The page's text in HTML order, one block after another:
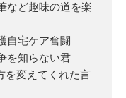
など趣味の道を楽
自宅ケア奮闘
を知らない君
を変えてくれた言